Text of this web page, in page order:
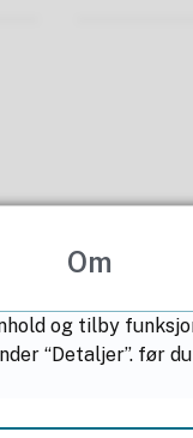
Om
og tilby
“Detaljer”. før